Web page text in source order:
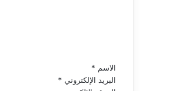
الاسم *
البريد الإلكتروني *